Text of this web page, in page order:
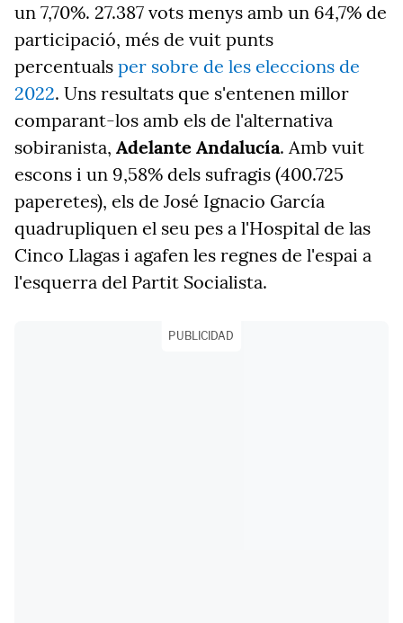
un 7,70%. 27.387 vots menys amb un 64,7% de
participació, més de vuit punts
percentuals per sobre de les eleccions de
2022. Uns resultats que s'entenen millor
comparant-los amb els de l'alternativa
sobiranista, Adelante Andalucía. Amb vuit
escons i un 9,58% dels sufragis (400.725
paperetes), els de José Ignacio García
quadrupliquen el seu pes a l'Hospital de las
Cinco Llagas i agafen les regnes de l'espai a
l'esquerra del Partit Socialista.
PUBLICIDAD